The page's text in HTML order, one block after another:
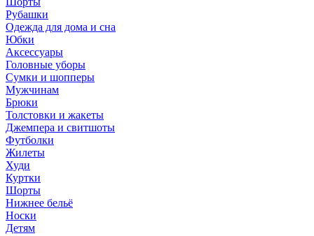
Рубашки
Одежда для дома и сна
Юбки
Аксессуары
Головные уборы
Сумки и шопперы
Мужчинам
Брюки
Толстовки и жакеты
Джемпера и свитшоты
Футболки
Жилеты
Худи
Куртки
Шорты
Нижнее бельё
Носки
Детям